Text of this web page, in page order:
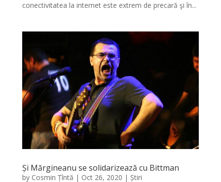
conectivitatea la internet este extrem de precară şi în...
Și Mărgineanu se solidarizează cu Bittman
by Cosmin Țîntă | Oct 26, 2020 | Știri